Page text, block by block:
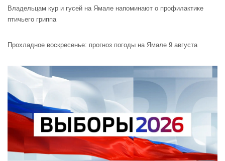
Владельцам кур и гусей на Ямале напоминают o профилактике
птичьего гриппа
Прохладное воскресенье: прогноз погоды на Ямале 9 августа